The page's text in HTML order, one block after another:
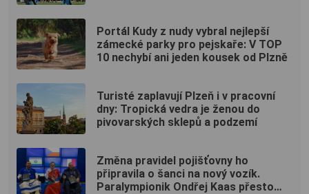
Portál Kudy z nudy vybral nejlepší
zámecké parky pro pejskaře: V TOP
10 nechybí ani jeden kousek od Plzně
Turisté zaplavují Plzeň i v pracovní
dny: Tropická vedra je ženou do
pivovarských sklepů a podzemí
Změna pravidel pojišťovny ho
připravila o šanci na nový vozík.
Paralympionik Ondřej Kaas přesto